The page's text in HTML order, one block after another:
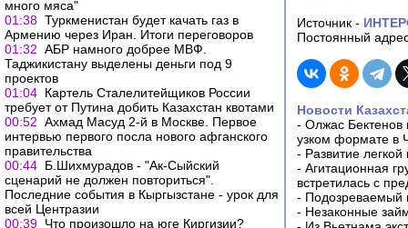
много мяса"
01:38 Туркменистан будет качать газ в
Армению через Иран. Итоги переговоров
01:32 АБР намного добрее МВФ.
Таджикистану выделены деньги под 9
проектов
01:04 Картель Сталелитейщиков России
требует от Путина добить Казахстан квотами
00:52 Ахмад Масуд 2-й в Москве. Первое
интервью первого посла нового афганского
правительства
00:44 Б.Шихмурадов - "Ак-Сыйский
сценарий не должен повториться".
Последние события в Кыргызстане - урок для
всей Центразии
00:39 Что произошло на юге Киргизии?
Источник -
Постоянный
Новости
- Олжас Бектенов
узком формате в
- Развитие
- Агитационная
встретилась с
- Подозреваемый
- Незаконные